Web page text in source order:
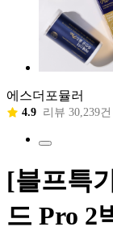
에스더포뮬러
4.9 리뷰 30,239건
[블프특
드 Pro 2